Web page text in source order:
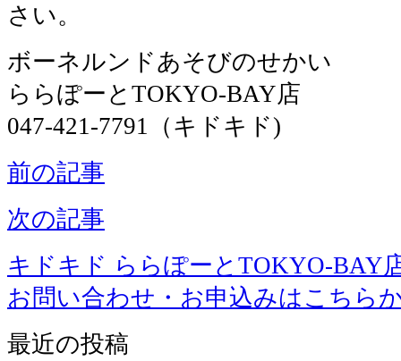
さい。
ボーネルンドあそびのせかい
ららぽーとTOKYO-BAY店
047-421-7791（キドキド)
前の記事
次の記事
キドキド ららぽーとTOKYO-BAY
お問い合わせ・お申込みはこちら
最近の投稿